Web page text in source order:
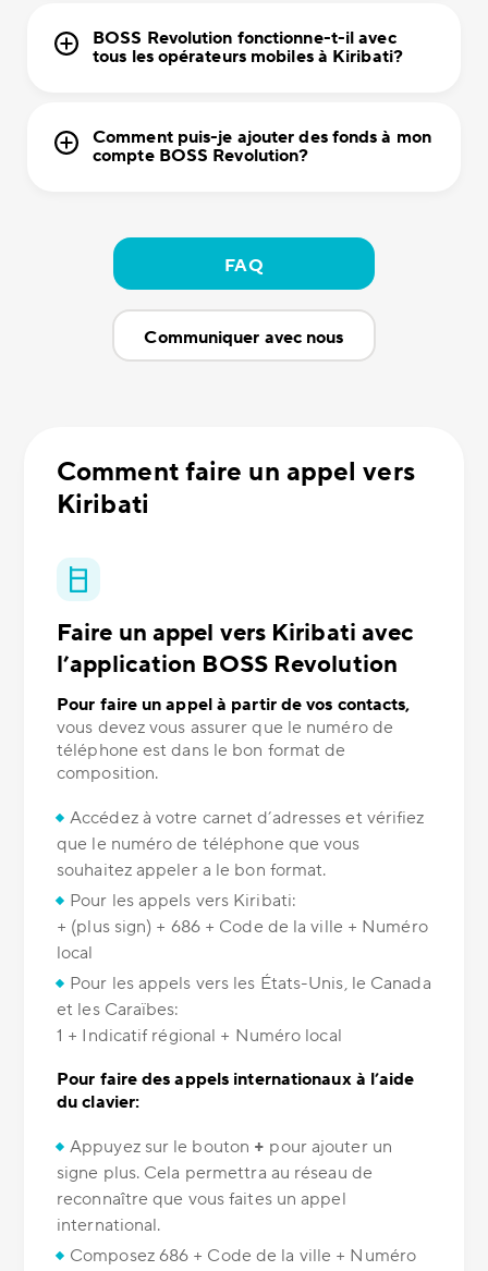
BOSS Revolution fonctionne-t-il avec
tous les opérateurs mobiles à Kiribati?
Comment puis-je ajouter des fonds à mon
compte BOSS Revolution?
FAQ
Communiquer avec nous
Comment faire un appel vers
Kiribati
Faire un appel vers Kiribati avec
l’application BOSS Revolution
Pour faire un appel à partir de vos contacts,
vous devez vous assurer que le numéro de
téléphone est dans le bon format de
composition.
Accédez à votre carnet d’adresses et vérifiez
que le numéro de téléphone que vous
souhaitez appeler a le bon format.
Pour les appels vers Kiribati:
+ (plus sign) + 686 + Code de la ville + Numéro
local
Pour les appels vers les États-Unis, le Canada
et les Caraïbes:
1 + Indicatif régional + Numéro local
Pour faire des appels internationaux à l’aide
du clavier:
Appuyez sur le bouton + pour ajouter un
signe plus. Cela permettra au réseau de
reconnaître que vous faites un appel
international.
Composez 686 + Code de la ville + Numéro